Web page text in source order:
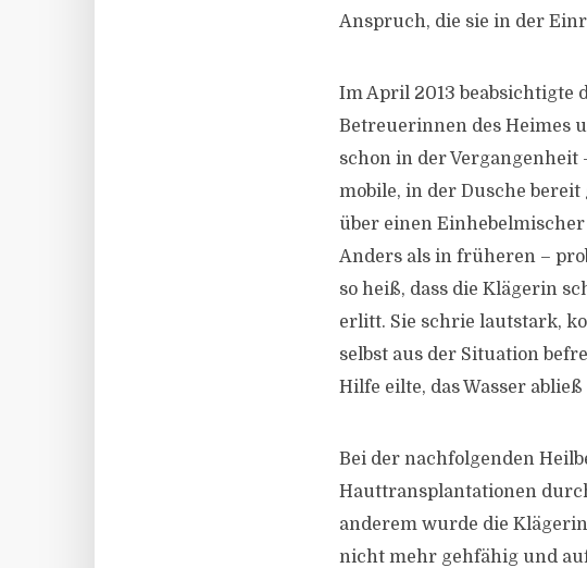
Anspruch, die sie in der
Im April 2013 beabsichtigte
Betreuerinnen des Heimes
schon in der
mobile, in der Dusche
über einen
Anders als in früheren –
so heiß, dass die Klägerin
erlitt. Sie schrie lautstark,
selbst aus der Situation
Hilfe eilte, das Wasser
Bei der nachfolgenden
Hauttransplantationen
anderem wurde die
nicht mehr gehfähig und